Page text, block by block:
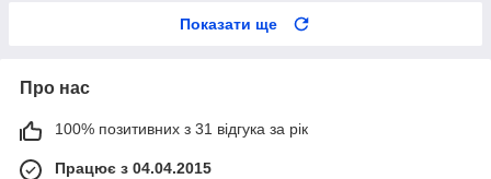
Показати ще
Про нас
100% позитивних з 31 відгука за рік
Працює з 04.04.2015